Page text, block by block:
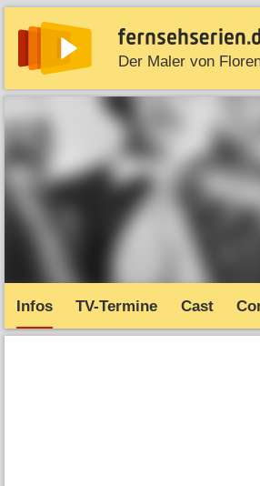
Der Maler von
News Entdecken Streaming
Infos TV-Termine Cast